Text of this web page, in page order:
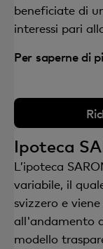
beneficiate di
interessi pari
Per saperne di
Ipoteca
L’ipoteca
variabile, il
svizzero e
all'andamento
modello